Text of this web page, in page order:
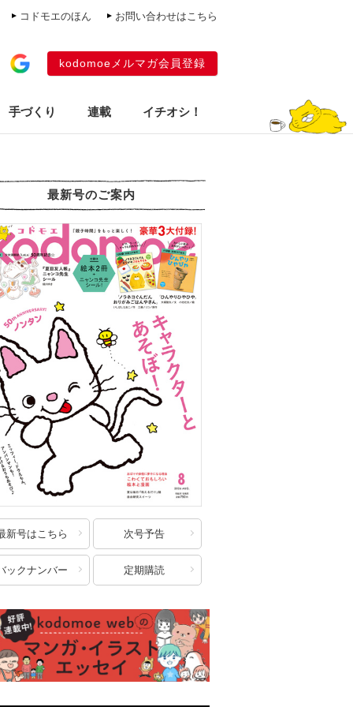
コドモエのほん お問い合わせはこちら
kodomoeメルマガ会員登録
手づくり 連載 イチオシ！
最新号のご案内
新号はこちら 次号予告
ックナンバー 定期購読